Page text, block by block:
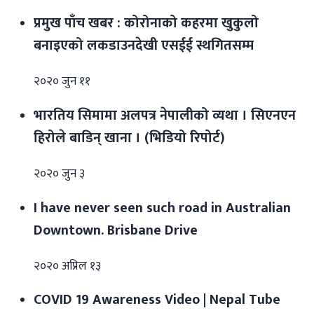
प्रमुख पाँच खबर : कोरोनाको कहरमा खुकुलो
बनाइएको लकडाउनदेखी एसईई स्थगितसम्म
२०२० जुन ११
भारतिय सिमामा अलपत्र नेपालीको व्यथा । सिएनएन
हिरोले बाडिन् खाना । (भिडियो रिपोर्ट)
२०२० जुन ३
I have never seen such road in Australian
Downtown. Brisbane Drive
२०२० अप्रिल १३
COVID 19 Awareness Video | Nepal Tube